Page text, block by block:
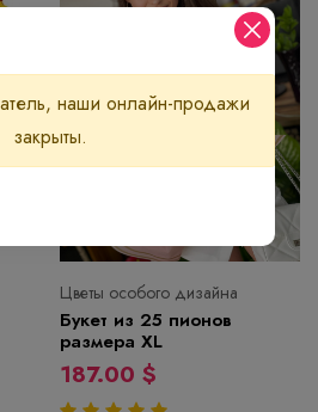
Цветы особого дизайна
Букет из 25 пионов
размера XL
187.00 $
наши онлайн-продажи
закрыты.